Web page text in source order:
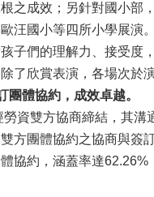
之成效；另針對國小部
汪國小等四所小學展演
子們的理解力、接受度
了欣賞表演，各場次於
團體協約，成效卓越。
資雙方協商締結，其溝
方團體協約之協商與簽
協約，涵蓋率達62.26%